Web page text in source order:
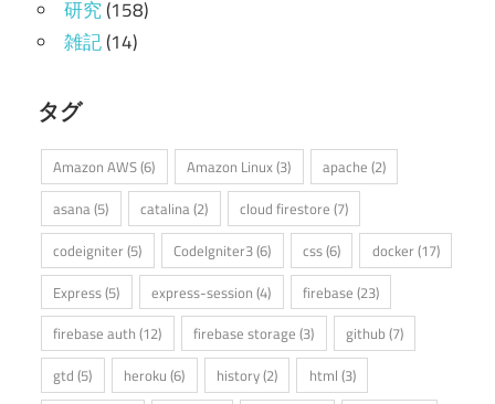
研究(158)
雑記(14)
タグ
Amazon AWS(6) Amazon Linux(3) apache (2)
asana (5) catalina (2) cloud firestore (7)
codeigniter (5) CodeIgniter3(6) css(6) docker (17)
Express(5) express-session (4) firebase (23)
firebase auth (12) firebase storage (3) github (7)
gtd (5) heroku (6) history(2) html (3)